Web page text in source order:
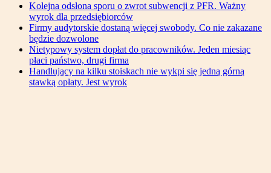
Kolejna odsłona sporu o zwrot subwencji z PFR. Ważny
wyrok dla przedsiębiorców
Firmy audytorskie dostaną więcej swobody. Co nie zakazane
będzie dozwolone
Nietypowy system dopłat do pracowników. Jeden miesiąc
płaci państwo, drugi firma
Handlujący na kilku stoiskach nie wykpi się jedną górną
stawką opłaty. Jest wyrok